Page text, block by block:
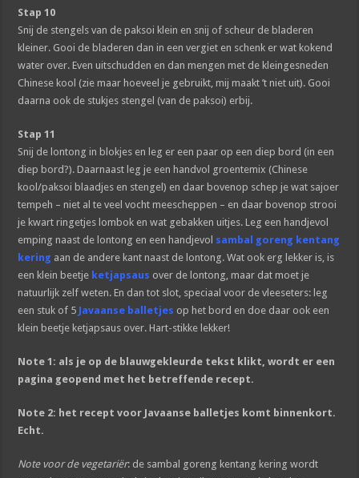
Stap 10
Snij de stengels van de paksoi klein en snij of scheur de bladeren
kleiner. Gooi de bladeren dan in een vergiet en schenk er wat kokend
water over. Even uitschudden en dan mengen met de kleingesneden
Chinese kool (zie maar hoeveel je gebruikt, mij maakt ’t niet uit). Gooi
daarna ook de stukjes stengel (van de paksoi) erbij.
Stap 11
Snij de lontong in blokjes en leg er een paar op een diep bord (in een
diep bord?). Daarnaast leg je een handvol groentemix (Chinese
kool/paksoi blaadjes en stengel) en daar bovenop schep je wat sajoer
tempeh – niet al te veel vocht meescheppen – en daar bovenop strooi
je kwart ringetjes lombok en wat gebakken uitjes. Leg een handjevol
emping naast de lontong en een handjevol sambal goreng kentang
kering aan de andere kant naast de lontong. Wat ook erg lekker is, is
een klein beetje ketjapsaus over de lontong, maar dat moet je
natuurlijk zelf weten. En dan tot slot, speciaal voor de vleeseters: leg
een stuk of 5 Javaanse balletjes op het bord en doe daar ook een
klein beetje ketjapsaus over. Hart-stikke lekker!
Note 1: als je op de blauwgekleurde tekst klikt, wordt er een
pagina geopend met het betreffende recept.
Note 2: het recept voor Javaanse balletjes komt binnenkort.
Echt.
Note voor de vegetariër: de sambal goreng kentang kering wordt